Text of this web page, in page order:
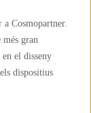
Cosmopartner.
gran
el disseny
dispositius